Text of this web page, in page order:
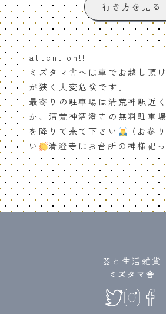
行き方を見る
attention!!
ミズタマ舎へは車でお越し頂
が狭く大変危険です。
最寄りの駐車場は清荒神駅近
か、清荒神清澄寺の無料駐車
を降りて来て下さい
（お参
い
清澄寺はお台所の神様祀っ
器と生活雑貨
ミズタマ舎